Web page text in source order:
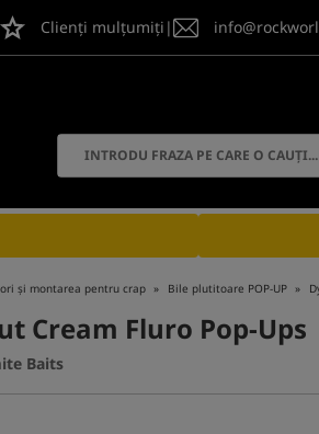
Clienți mulțumiți |
și montarea pentru crap Bile plutitoare POP-UP
Cream Fluro Pop-Ups
Baits